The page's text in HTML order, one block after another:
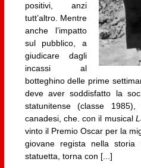
positivi, anzi
tutt’altro. Mentre
anche l’impatto
sul pubblico, a
giudicare dagli
incassi al
botteghino delle prime
deve aver soddisfatto la
statunitense (classe
canadesi, che. con il musical
vinto il Premio Oscar per la
giovane regista nella
statuetta, torna con [...]